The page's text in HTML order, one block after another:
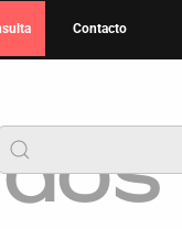
Contacto